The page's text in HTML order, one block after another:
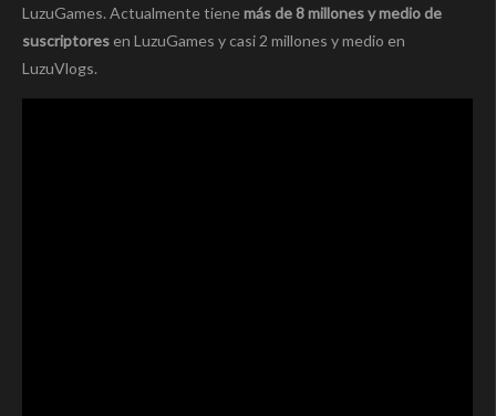
LuzuGames. Actualmente tienemás de 8 millones y medio de
suscriptoresen LuzuGames y casi 2 millones y medio en
LuzuVlogs.